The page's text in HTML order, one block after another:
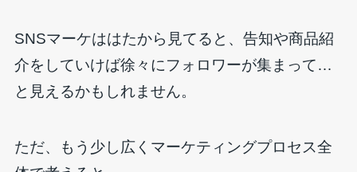
SNSマーケははたから見てると、告知や商品紹
介をしていけば徐々にフォロワーが集まって…
と見えるかもしれません。
ただ、もう少し広くマーケティングプロセス全